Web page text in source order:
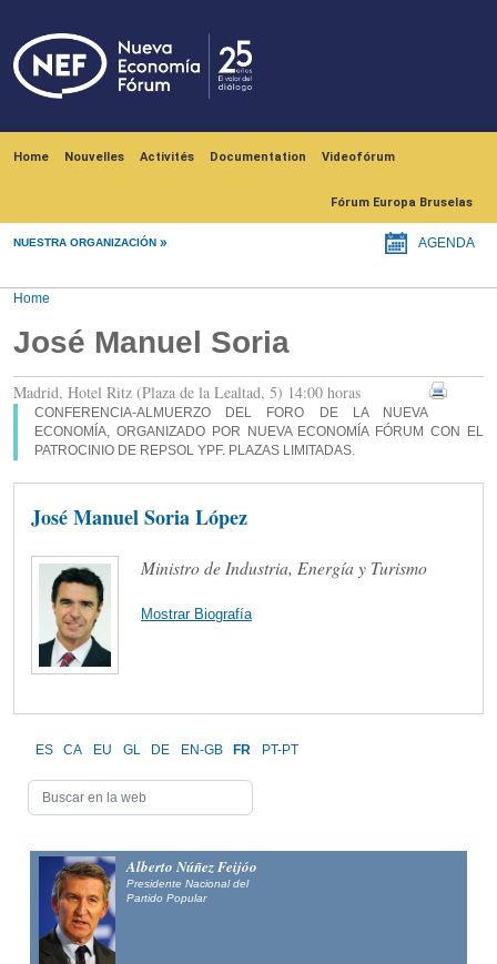
Home Nouvelles Activités Documentation Videofórum
Fórum Europa Bruselas
NUESTRA ORGANIZACIÓN AGENDA
Home
José Manuel Soria
Madrid, Hotel Ritz (Plaza de la Lealtad, 5) 14:00 horas
CONFERENCIA-ALMUERZO DEL FORO DE LA NUEVA
ECONOMÍA, ORGANIZADO POR NUEVA ECONOMÍA FÓRUM CON EL
PATROCINIO DE REPSOL YPF. PLAZAS LIMITADAS.
José Manuel Soria López
Ministro de Industria, Energía y Turismo
Mostrar Biografía
ES CA EU GL DE EN-GB FR PT-PT
Alberto Núñez Feijóo
Presidente Nacional del
Partido Popular